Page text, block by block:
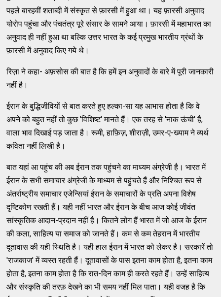
पहले बारहवीं शताब्दी में संस्कृत से फ़ारसी में हुआ था। यह फ़ारसी अनुवाद
योरोप पहुंचा और पंचतंत्र पूरे संसार के सामने आया। फ़ारसी में महाभारत का
अनुवाद ही नहीं हुआ था बल्कि उत्तर भारत के कई प्रमुख भारतीय ग्रंथों के
फ़ारसी में अनुवाद किए गये थे।
रिज़ा ने कहा- अफ़सोस की बात है कि हमें इन अनुवादों के बारे में पूरी जानकारी
नहीं है।
ईरान के बुद्धिजीवियों से बात करते हुए हल्का-सा यह आभास होता है कि वे
अपने को बहुत नहीं तो कुछ 'विशिष्ट' मानते हैं। एक तरह से 'नाक ऊंची' है,
वाला भाव दिखाई पड़ जाता है। रूमी, हाफ़िज़, शीराज़ी, उमर-ए-ख्याम ने व्यर्थ
कविता नहीं लिखी है।
बात यहां आ पहुंच की अब ईरान तक पहुंचने का माध्यम अंग्रेजी है। भारत में
ईरान के सभी समाचार अंग्रेजी के माध्यम से पहुंचते हैं और निश्चित रूप से
अंतर्राष्ट्रीय समाचार एजेन्सियां ईरान के समाचारों के प्रति अपना विशेष
दृष्टिकोण रखती हैं। यही नहीं भारत और ईरान के बीच आज कोई जीवंत
सांस्कृतिक आदान-प्रदान नहीं है। कितने लोग हैं भारत में जो आज के ईरान
की कला, साहित्य या समाज को जानते हैं। कम से कम तेहरान में भारतीय
दूतावास की यही स्थिति है। यही हाल ईरान में भारत को लेकर है। सरकारें तो
'राजकाज' में व्यस्त रहती हैं। दूतावासों के पास इतना काम होता है, इतना काम
होता है, इतना काम होता है कि रात-दिन काम ही करते रहते हैं। उन्हें साहित्य
और संस्कृति की तरफ़ देखने का भी समय नहीं मिल पाता। यही वजह है कि